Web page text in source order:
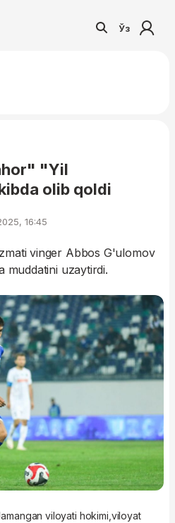
Ўз
"Yil
olib qoldi
16:45
vinger Abbos G'ulomov
muddatini uzaytirdi.
viloyati hokimi,viloyat